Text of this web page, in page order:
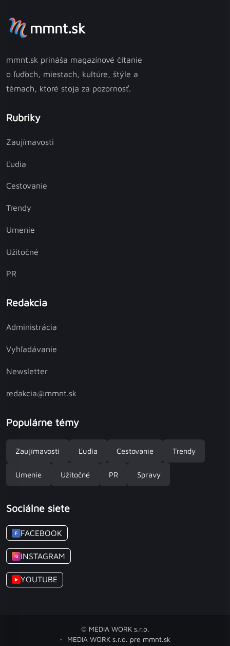
mmnt.sk
mmnt.sk prináša magazínové čítanie
o ľuďoch, miestach, kultúre, štýle a
témach, ktoré stoja za pozornosť.
Rubriky
Zaujímavosti
Ľudia
Cestovanie
Trendy
Umenie
Užitočné
PR
Redakcia
Administrácia
Vyhľadávanie
Newsletter
redakcia@mmnt.sk
Populárne témy
Zaujímavosti Ľudia Cestovanie Trendy
Umenie Užitočné PR Spravy
Sociálne siete
F FACEBOOK
IG INSTAGRAM
▶ YOUTUBE
© MEDIA WORK s.r.o.
MEDIA WORK s.r.o. pre mmnt.sk